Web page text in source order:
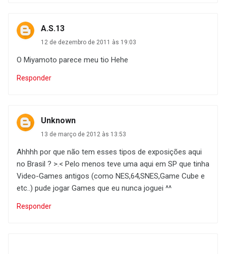
A.S.13
12 de dezembro de 2011 às 19:03
O Miyamoto parece meu tio Hehe
Responder
Unknown
13 de março de 2012 às 13:53
Ahhhh por que não tem esses tipos de exposições aqui
no Brasil ? >.< Pelo menos teve uma aqui em SP que tinha
Video-Games antigos (como NES,64,SNES,Game Cube e
etc..) pude jogar Games que eu nunca joguei ^^
Responder